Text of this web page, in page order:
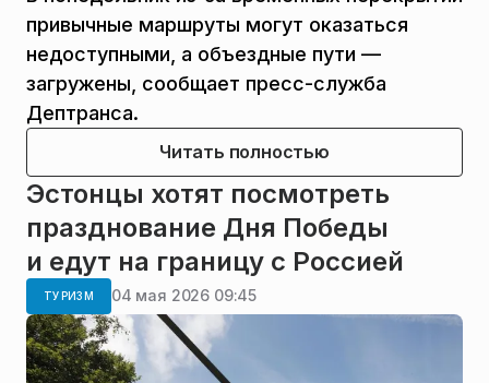
привычные маршруты могут оказаться
недоступными, а объездные пути —
загружены, сообщает пресс-служба
Дептранса.
Читать полностью
Эстонцы хотят посмотреть
празднование Дня Победы
и едут на границу с Россией
ТУРИЗМ 04 мая 2026 09:45